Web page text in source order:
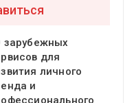
зарубежных
для
личного
и